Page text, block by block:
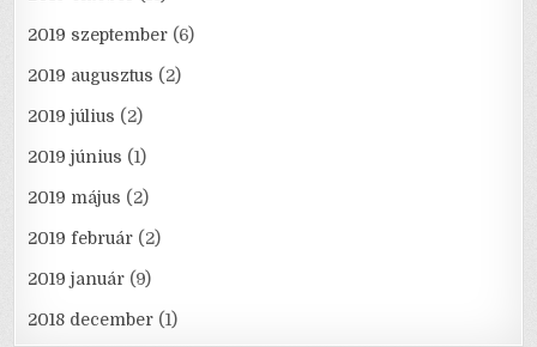
2019 szeptember (6)
2019 augusztus (2)
2019 július (2)
2019 június (1)
2019 május (2)
2019 február (2)
2019 január (9)
2018 december (1)